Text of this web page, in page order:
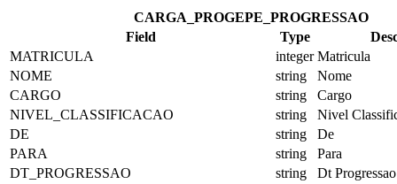
CARGA_PROGEPE_PROGRESSAO
Field
Type
MATRICULA
integer Matricula
NOME
string
Nome
CARGO
string
Cargo
NIVEL_CLASSIFICACAO
string
Nivel
DE
string
De
PARA
string
Para
DT_PROGRESSAO
string
Dt Progressao